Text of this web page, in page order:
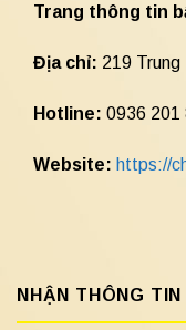
Trang thông tin
Địa chỉ: 219 Trung
Hotline: 0936 201
Website: https://
NHẬN THÔNG